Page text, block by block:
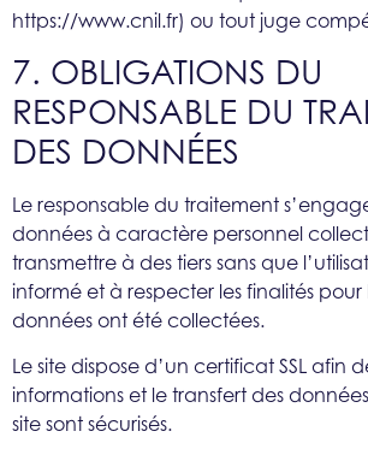
https://www.cnil.fr) ou tout juge
7. OBLIGATIONS DU
RESPONSABLE DU
DES DONNÉES
Le responsable du traitement
données à caractère personnel
transmettre à des tiers sans que
informé et à respecter les finalités pour
données ont été collectées.
Le site dispose d’un certificat SSL afin
informations et le transfert des
site sont sécurisés.